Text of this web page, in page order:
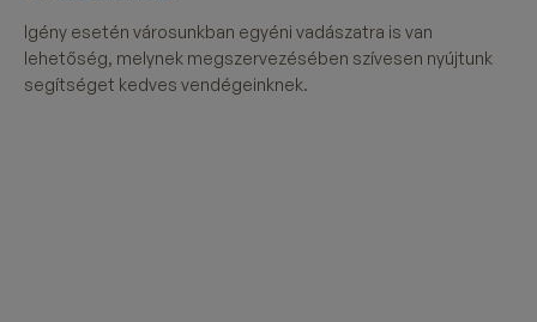
Igény esetén városunkban egyéni vadászatra is van
lehetőség, melynek megszervezésében szívesen nyújtunk
segítséget kedves vendégeinknek.